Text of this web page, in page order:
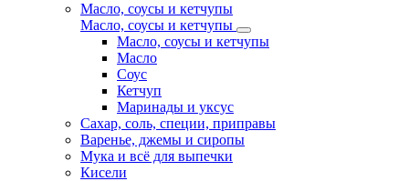
Масло, соусы и кетчупы
Масло, соусы и кетчупы
Масло, соусы и кетчупы
Масло
Соус
Кетчуп
Маринады и уксус
Сахар, соль, специи, приправы
Варенье, джемы и сиропы
Мука и всё для выпечки
Кисели